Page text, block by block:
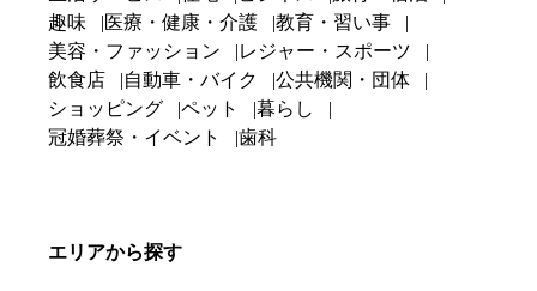
趣味
医療・健康・介護
教育・習い事
美容・ファッション
レジャー・スポーツ
飲食店
自動車・バイク
公共機関・団体
ショッピング
ペット
暮らし
冠婚葬祭・イベント
歯科
エリアから探す